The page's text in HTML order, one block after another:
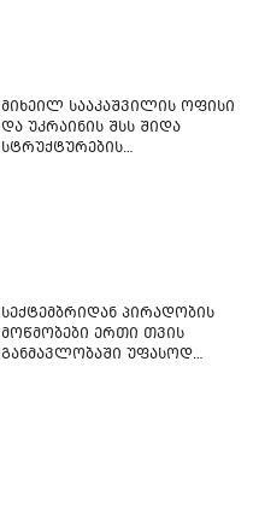
მიხეილ სააკაშვილის ოფისი
და უკრაინის შსს შიდა
სტრუქტურების
სექტემბრიდან პირადობის
მოწმობები ერთი თვის
განმავლობაში უფასოდ